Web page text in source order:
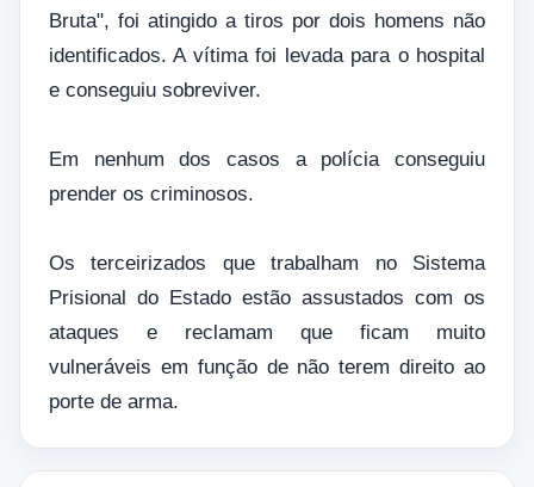
Bruta", foi atingido a tiros por dois homens não
identificados. A vítima foi levada para o hospital
e conseguiu sobreviver.
Em nenhum dos casos a polícia conseguiu
prender os criminosos.
Os terceirizados que trabalham no Sistema
Prisional do Estado estão assustados com os
ataques e reclamam que ficam muito
vulneráveis em função de não terem direito ao
porte de arma.